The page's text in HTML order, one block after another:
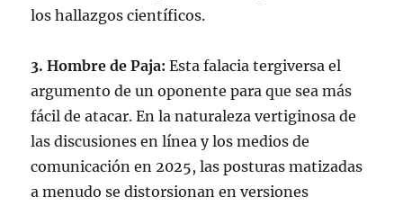
los hallazgos científicos.
3. Hombre de Paja: Esta falacia tergiversa el
argumento de un oponente para que sea más
fácil de atacar. En la naturaleza vertiginosa de
las discusiones en línea y los medios de
comunicación en 2025, las posturas matizadas
a menudo se distorsionan en versiones